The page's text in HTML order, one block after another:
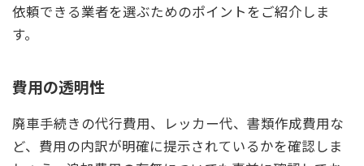
依頼できる業者を選ぶためのポイントをご紹介しま
す。
費用の透明性
廃車手続きの代行費用、レッカー代、書類作成費用な
ど、費用の内訳が明確に提示されているかを確認しま